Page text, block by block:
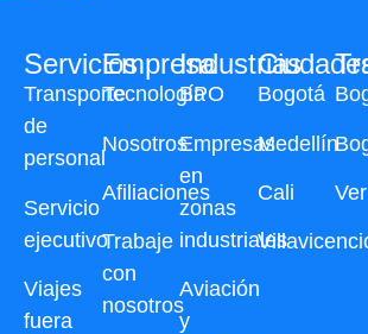
Servicios
Transporte
de
personal
Servicio
ejecutivo
Viajes
fuera
Industrias
BPO
Empresas
en
zonas
industriales
Aviación
y
Bogotá
Medellín
Cali
Empresa
Tecnología
Nosotros
Afiliaciones
Trabaje
con
nosotros